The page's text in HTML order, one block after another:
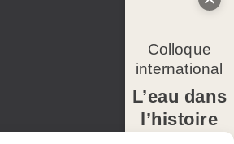
Colloque
international
L’eau dans
l’histoire